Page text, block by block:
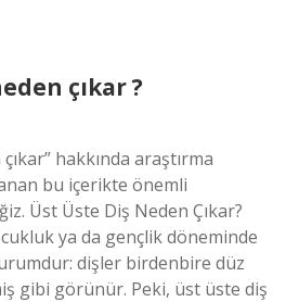
çıkar ?
hakkında araştırma
bu içerikte önemli
Üst Üste Diş Neden Çıkar?
ya da gençlik döneminde
dişler birdenbire düz
gibi görünür. Peki, üst üste diş